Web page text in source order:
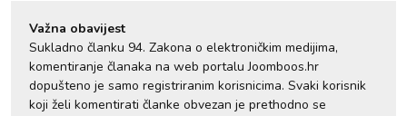
Važna obavijest
Sukladno članku 94. Zakona o elektroničkim medijima,
komentiranje članaka na web portalu Joomboos.hr
dopušteno je samo registriranim korisnicima. Svaki korisnik
koji želi komentirati članke obvezan je prethodno se